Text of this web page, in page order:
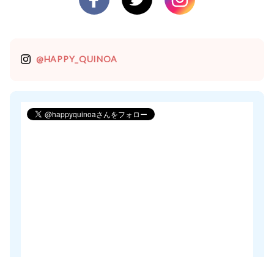
@HAPPY_QUINOA